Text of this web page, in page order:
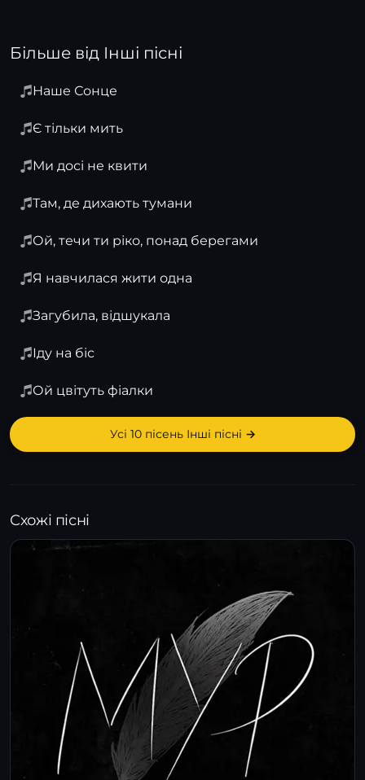
Більше від Інші пісні
Наше Сонце
Є тільки мить
Ми досі не квити
Там, де дихають тумани
Ой, течи ти ріко, понад берегами
Я навчилася жити одна
Загубила, відшукала
Іду на біс
Ой цвітуть фіалки
Усі 10 пісень Інші пісні →
Схожі пісні